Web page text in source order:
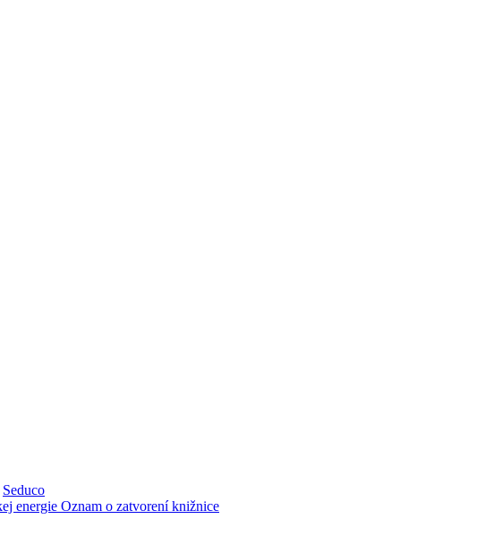
Seduco
Oznam o zatvorení knižnice